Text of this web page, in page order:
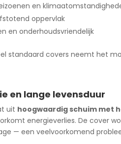
en
oppervlak
en onderhoudsvriendelijk
standaard covers neemt het
en lange levensduur
uit hoogwaardig schuim met
energieverlies. De cover
— een veelvoorkomend